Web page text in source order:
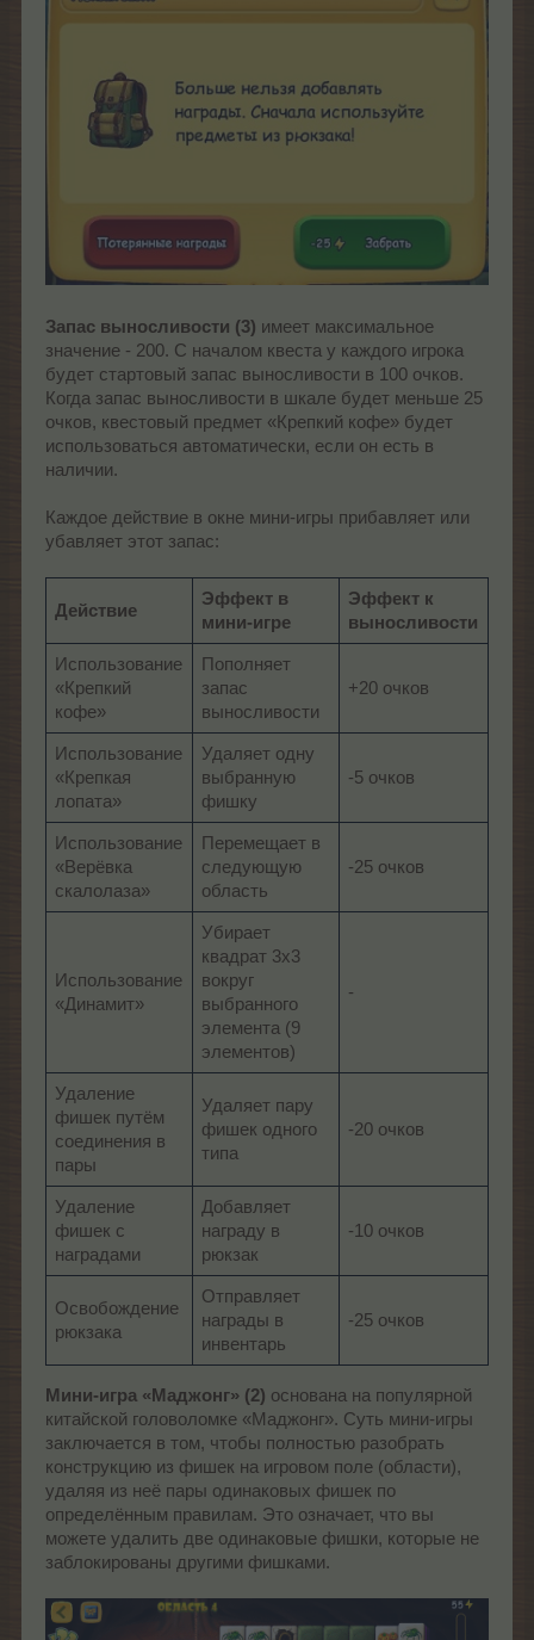
Запас выносливости (3) имеет максимальное
значение - 200. С началом квеста у каждого игрока
будет стартовый запас выносливости в 100 очков.
Когда запас выносливости в шкале будет меньше 25
очков, квестовый предмет «Крепкий кофе» будет
использоваться автоматически, если он есть в
наличии.
Каждое действие в окне мини-игры прибавляет или
убавляет этот запас:
Действие
Эффект в
мини-игре
Эффект к
выносливости
Использование
«Крепкий
кофе»
Пополняет
запас
выносливости
+20 очков
Использование
«Крепкая
лопата»
Удаляет одну
выбранную
фишку
-5 очков
Использование
«Верёвка
скалолаза»
Перемещает в
следующую
область
-25 очков
Использование
«Динамит»
Убирает
квадрат 3х3
вокруг
выбранного
элемента (9
элементов)
-
Удаление
фишек путём
соединения в
пары
Удаляет пару
фишек одного
типа
-20 очков
Удаление
фишек с
наградами
Добавляет
награду в
рюкзак
-10 очков
Освобождение
рюкзака
Oтправляeт
награды в
инвентарь
-25 очков
Мини-игра «Маджонг» (2) основана на популярной
китайской головоломке «Маджонг». Суть мини-игры
заключается в том, чтобы полностью разобрать
конструкцию из фишек на игровом поле (области),
удаляя из неё пары одинаковых фишек по
определённым правилам. Это означает, что вы
можете удалить две одинаковые фишки, которые не
заблокированы другими фишками.